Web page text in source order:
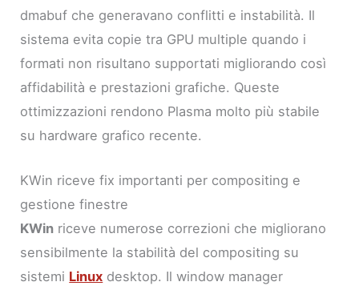
dmabuf che generavano conflitti e instabilità. Il
sistema evita copie tra GPU multiple quando i
formati non risultano supportati migliorando così
affidabilità e prestazioni grafiche. Queste
ottimizzazioni rendono Plasma molto più stabile
su hardware grafico recente.
KWin riceve fix importanti per compositing e
gestione finestre
KWin riceve numerose correzioni che migliorano
sensibilmente la stabilità del compositing su
sistemi Linux desktop. Il window manager